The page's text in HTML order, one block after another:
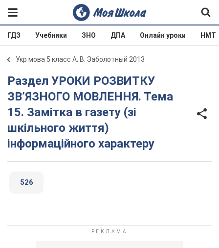
ГДЗ Учебники ЗНО ДПА Онлайн уроки НМТ
Укр мова 5 класс А. В. Заболотный 2013
Раздел УРОКИ РОЗВИТКУ
ЗВ’ЯЗНОГО МОВЛЕННЯ. Тема
15. Замітка в газету (зі
шкільного життя)
інформаційного характеру
526